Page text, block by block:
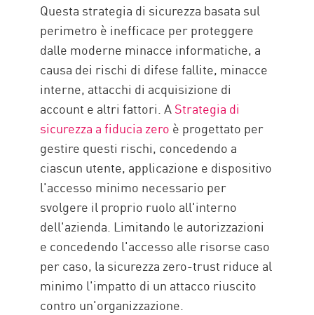
Questa strategia di sicurezza basata sul
perimetro è inefficace per proteggere
dalle moderne minacce informatiche, a
causa dei rischi di difese fallite, minacce
interne, attacchi di acquisizione di
account e altri fattori. AStrategia di
sicurezza a fiducia zero è progettato per
gestire questi rischi, concedendo a
ciascun utente, applicazione e dispositivo
l'accesso minimo necessario per
svolgere il proprio ruolo all'interno
dell'azienda. Limitando le autorizzazioni
e concedendo l'accesso alle risorse caso
per caso, la sicurezza zero-trust riduce al
minimo l'impatto di un attacco riuscito
contro un'organizzazione.